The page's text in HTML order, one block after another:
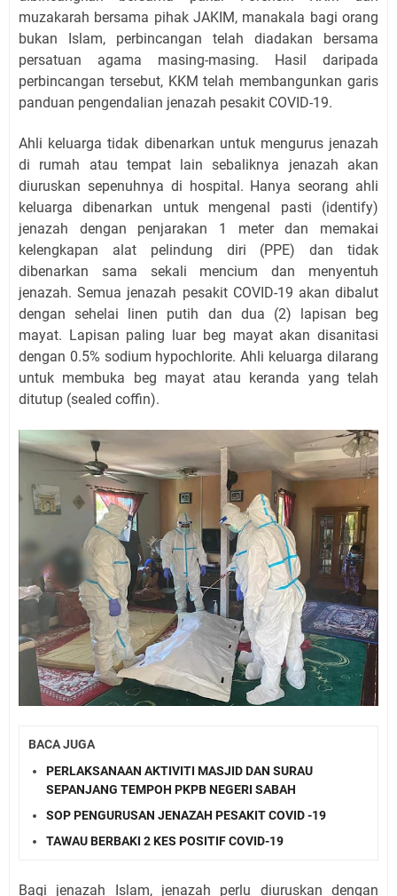
muzakarah bersama pihak JAKIM, manakala bagi orang
bukan Islam, perbincangan telah diadakan bersama
persatuan agama masing-masing. Hasil daripada
perbincangan tersebut, KKM telah membangunkan garis
panduan pengendalian jenazah pesakit COVID-19.
Ahli keluarga tidak dibenarkan untuk mengurus jenazah
di rumah atau tempat lain sebaliknya jenazah akan
diuruskan sepenuhnya di hospital. Hanya seorang ahli
keluarga dibenarkan untuk mengenal pasti (identify)
jenazah dengan penjarakan 1 meter dan memakai
kelengkapan alat pelindung diri (PPE) dan tidak
dibenarkan sama sekali mencium dan menyentuh
jenazah. Semua jenazah pesakit COVID-19 akan dibalut
dengan sehelai linen putih dan dua (2) lapisan beg
mayat. Lapisan paling luar beg mayat akan disanitasi
dengan 0.5% sodium hypochlorite. Ahli keluarga dilarang
untuk membuka beg mayat atau keranda yang telah
ditutup (sealed coffin).
BACA JUGA
PERLAKSANAAN AKTIVITI MASJID DAN SURAU
SEPANJANG TEMPOH PKPB NEGERI SABAH
SOP PENGURUSAN JENAZAH PESAKIT COVID -19
TAWAU BERBAKI 2 KES POSITIF COVID-19
Bagi jenazah Islam, jenazah perlu diuruskan dengan